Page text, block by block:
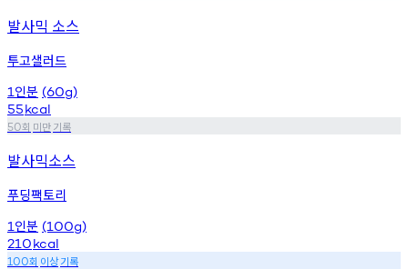
발사믹 소스
투고샐러드
1 인분 (60g)
55kcal
50회 미만기록
발사믹소스
푸딩팩토리
1 인분 (100g)
210kcal
100회 이상기록